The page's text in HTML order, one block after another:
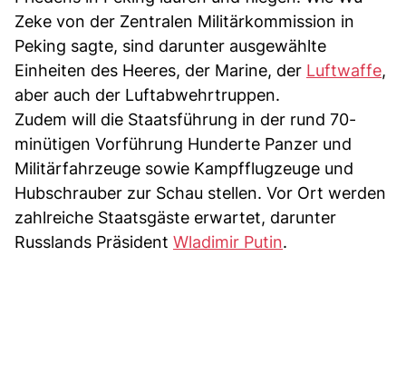
Zeke von der Zentralen Militärkommission in
Peking sagte, sind darunter ausgewählte
Einheiten des Heeres, der Marine, der Luftwaffe,
aber auch der Luftabwehrtruppen.
Zudem will die Staatsführung in der rund 70-
minütigen Vorführung Hunderte Panzer und
Militärfahrzeuge sowie Kampfflugzeuge und
Hubschrauber zur Schau stellen. Vor Ort werden
zahlreiche Staatsgäste erwartet, darunter
Russlands Präsident Wladimir Putin.